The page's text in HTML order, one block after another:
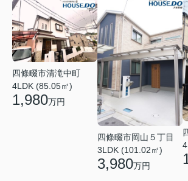
四條畷市清滝中町
4LDK (85.05㎡)
1,980万円
四條畷市岡山５丁目
3LDK (101.02㎡)
3,980万円